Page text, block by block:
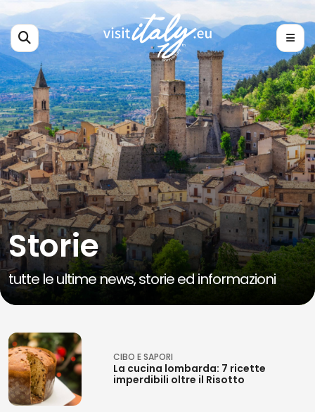
Storie
tutte le ultime news, storie ed informazioni
CIBO E SAPORI
La cucina lombarda: 7 ricette
imperdibili oltre il Risotto